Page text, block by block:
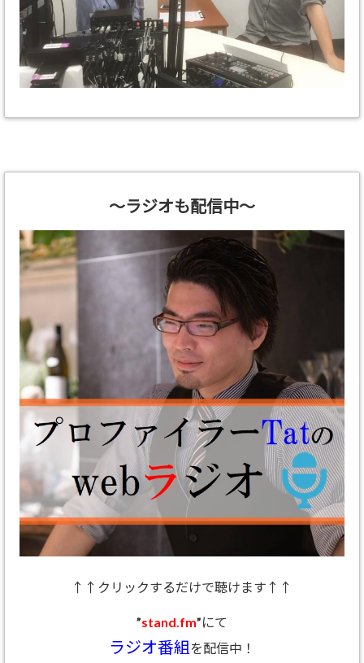
～ラジオも配信中～
↑↑クリックするだけで聴けます↑↑
”stand.fm”にて
ラジオ番組を配信中！